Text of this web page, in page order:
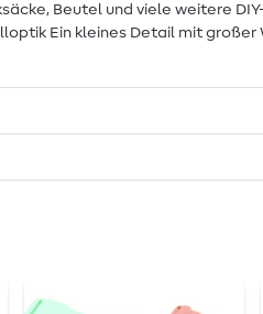
Beutel und viele weitere
Ein kleines Detail mit